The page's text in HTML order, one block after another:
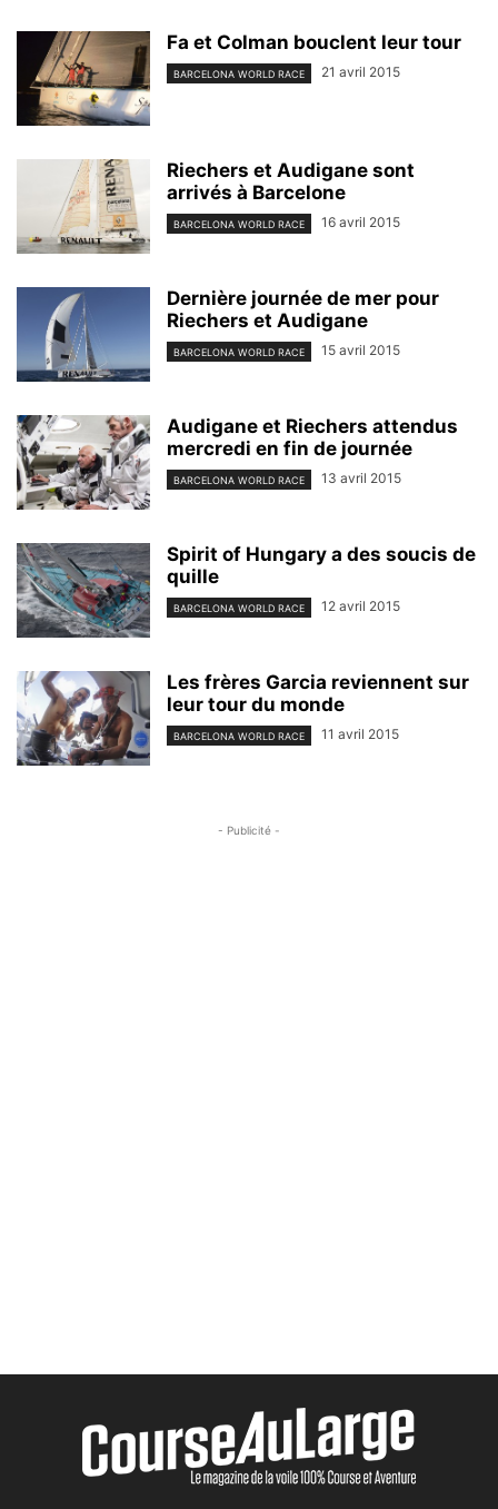
Fa et Colman bouclent leur tour
BARCELONA WORLD RACE 21 avril 2015
Riechers et Audigane sont
arrivés à Barcelone
BARCELONA WORLD RACE 16 avril 2015
Dernière journée de mer pour
Riechers et Audigane
BARCELONA WORLD RACE 15 avril 2015
Audigane et Riechers attendus
mercredi en fin de journée
BARCELONA WORLD RACE 13 avril 2015
Spirit of Hungary a des soucis de
quille
BARCELONA WORLD RACE 12 avril 2015
Les frères Garcia reviennent sur
leur tour du monde
BARCELONA WORLD RACE 11 avril 2015
- Publicité -